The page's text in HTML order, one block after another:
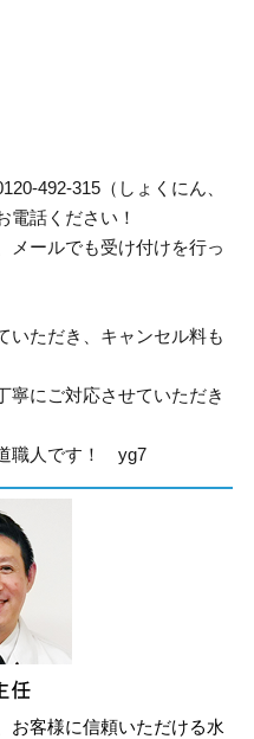
492-315（しょくにん、
電話ください！
メールでも受け付けを行っ
いただき、キャンセル料も
寧にご対応させていただき
職人です！ yg7
お客様に信頼いただける水